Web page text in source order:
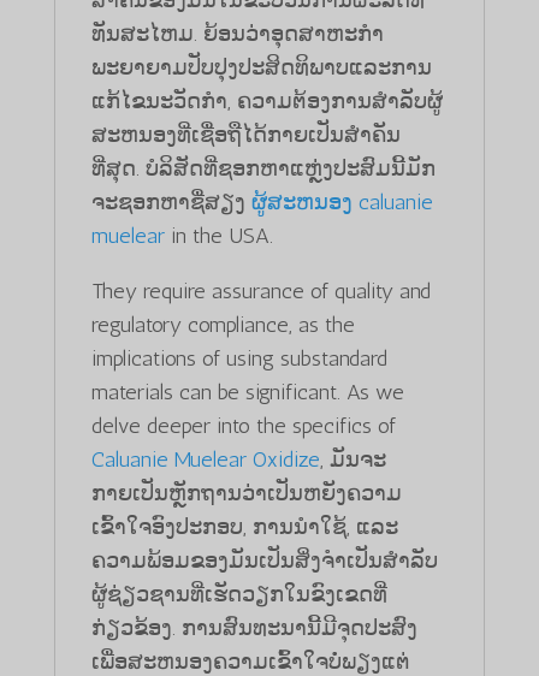
ທັນສະໄຫມ. ຍ້ອນວ່າອຸດສາຫະກໍາ
ພະຍາຍາມປັບປຸງປະສິດທິພາບແລະການ
ແກ້ໄຂນະວັດກໍາ, ຄວາມຕ້ອງການສໍາລັບຜູ້
ສະຫນອງທີ່ເຊື່ອຖືໄດ້ກາຍເປັນສໍາຄັນ
ທີ່ສຸດ. ບໍລິສັດທີ່ຊອກຫາແຫຼ່ງປະສົມນີ້ມັກ
ຈະຊອກຫາຊື່ສຽງ ຜູ້ສະຫນອງ caluanie
muelearin the USA.
They require assurance of quality and
regulatory compliance, as the
implications of using substandard
materials can be significant. As we
delve deeper into the specifics of
Caluanie Muelear Oxidize, ມັນຈະ
ກາຍເປັນຫຼັກຖານວ່າເປັນຫຍັງຄວາມ
ເຂົ້າໃຈອົງປະກອບ, ການນໍາໃຊ້, ແລະ
ຄວາມພ້ອມຂອງມັນເປັນສິ່ງຈໍາເປັນສໍາລັບ
ຜູ້ຊ່ຽວຊານທີ່ເຮັດວຽກໃນຂົງເຂດທີ່
ກ່ຽວຂ້ອງ. ການສົນທະນານີ້ມີຈຸດປະສົງ
ເພື່ອສະຫນອງຄວາມເຂົ້າໃຈບໍ່ພຽງແຕ່